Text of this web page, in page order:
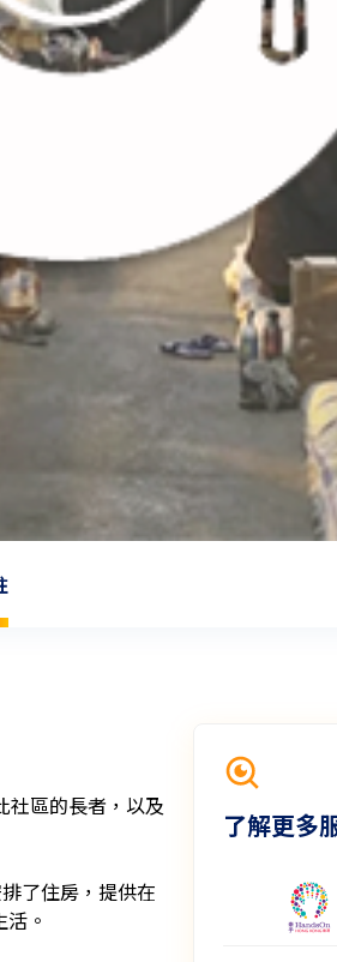
社區的長者，以及
了住房，提供在
。
了解更多